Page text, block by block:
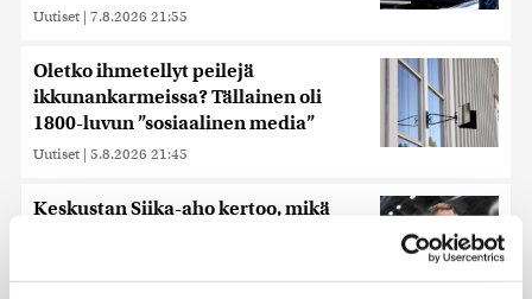
Uutiset | 7.8.2026 21:55
Oletko ihmetellyt peilejä
ikkunankarmeissa? Tällainen oli
1800-luvun ”sosiaalinen media”
Uutiset | 5.8.2026 21:45
Keskustan Siika-aho kertoo, mikä
hintaa”